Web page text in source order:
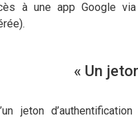
à une app Google
« Un
jeton